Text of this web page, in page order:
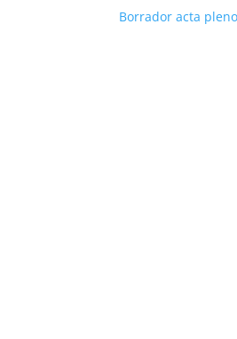
Borrador acta